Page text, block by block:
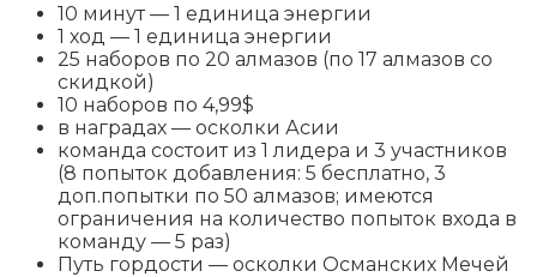
10 минут — 1 единица энергии
1 ход — 1 единица энергии
25 наборов по 20 алмазов (по 17 алмазов со
скидкой)
10 наборов по 4,99$
в наградах — осколки Асии
команда состоит из 1 лидера и 3 участников
(8 попыток добавления: 5 бесплатно, 3
доп.попытки по 50 алмазов; имеются
ограничения на количество попыток входа в
команду — 5 раз)
Путь гордости — осколки Османских Мечей